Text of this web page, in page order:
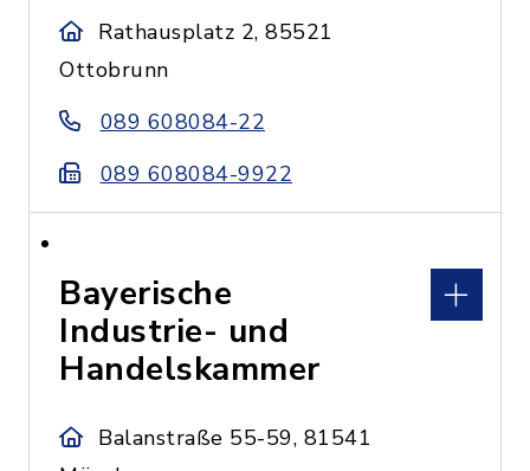
Rathausplatz 2, 85521
Ottobrunn
089 608084-22
089 608084-9922
Bayerische
Industrie- und
Handelskammer
Balanstraße 55-59, 81541